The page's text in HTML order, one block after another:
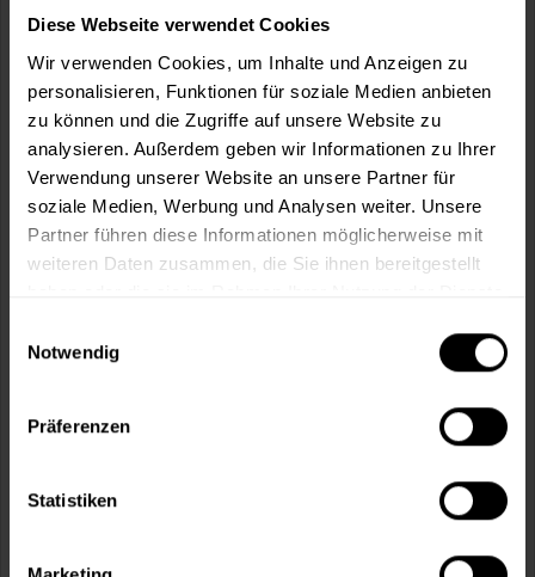
Diese Webseite verwendet Cookies
Wir verwenden Cookies, um Inhalte und Anzeigen zu
personalisieren, Funktionen für soziale Medien anbieten
zu können und die Zugriffe auf unsere Website zu
analysieren. Außerdem geben wir Informationen zu Ihrer
Verwendung unserer Website an unsere Partner für
soziale Medien, Werbung und Analysen weiter. Unsere
Partner führen diese Informationen möglicherweise mit
weiteren Daten zusammen, die Sie ihnen bereitgestellt
Notwendig
Präferenzen
Statistiken
In den Warenkorb
Merken Fragen zum Artikel?
Artikel-Nr.: BX0951FARN
Versand innerhalb von 48h*